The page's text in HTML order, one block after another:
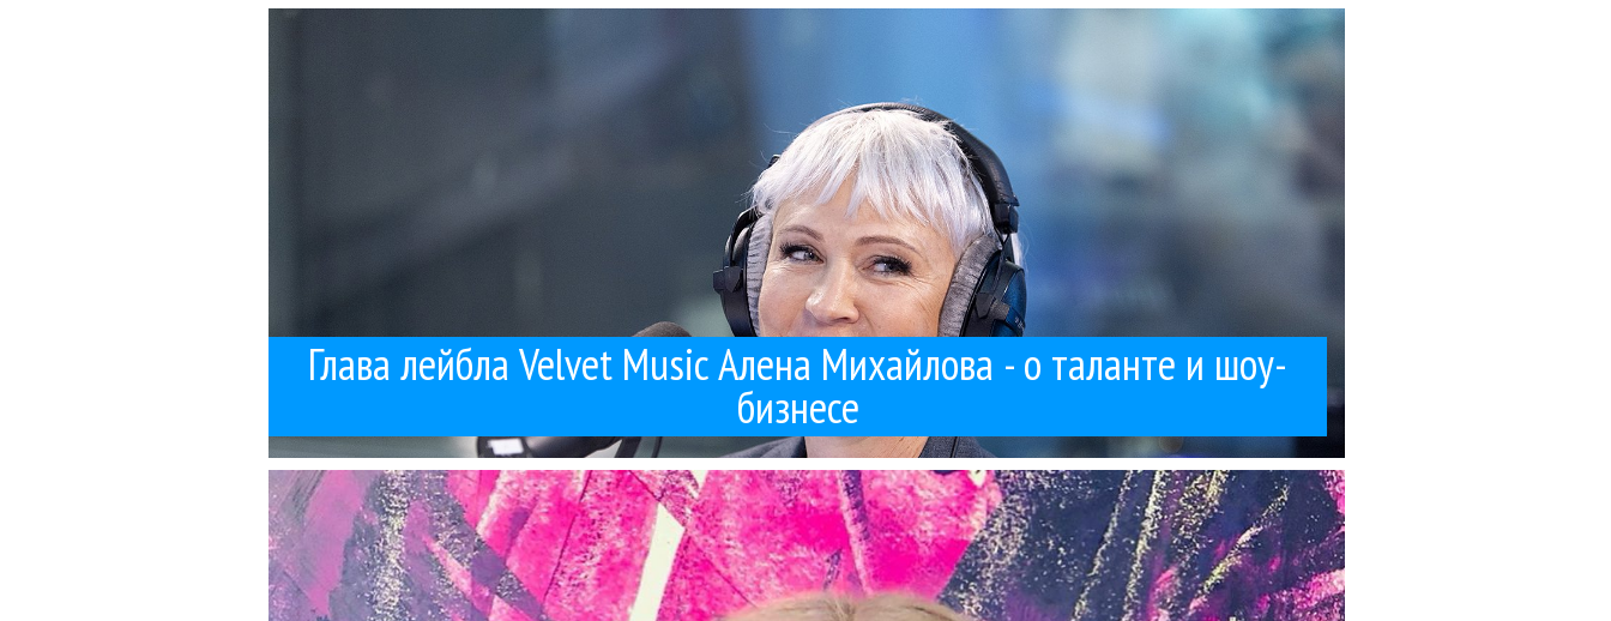
Глава лейбла Velvet Music Алена Михайлова - о таланте и шоу-
бизнесе
Музыкальный продюсер и глава лейбла Velvet Music Алена Михайлова о новых правилах игры в шоу-бизнесе. «Я за
Почему Линда и Total будут судиться с Максимом Фадеевым
31 / 03 / 2026
Гуру Кен Шоу::: Интервью Компромат Линда Максим Фадеев Поп
У Собчак вышел очень мощный выпуск интервью с Линдой, Кувшиновым и Тотал / Черкуновой. Например, в финале
там впервые показали свежие кадры с отцом Линды, Львом Гейманом - раньше Линда просто прятала...